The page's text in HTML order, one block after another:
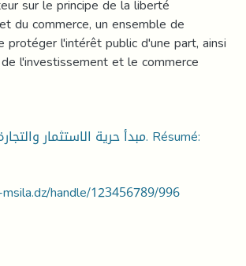
sur le principe de la liberté
du commerce, un ensemble de
protéger l'intérêt public d'une part, ainsi
l'investissement et le commerce
مبدأ حرية الاستثمار والتجارة، القانون الجزائري. Résumé:
handle/123456789/996